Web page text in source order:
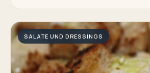
SALATE UND DRESSINGS